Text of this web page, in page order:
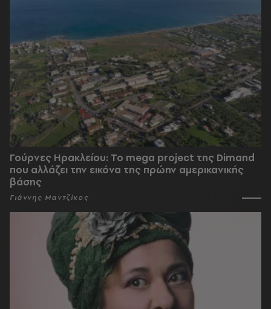
Γούρνες Ηρακλείου: To mega project της Dimand
που αλλάζει την εικόνα της πρώην αμερικανικής
βάσης
Γιάννης Μαντζίκος